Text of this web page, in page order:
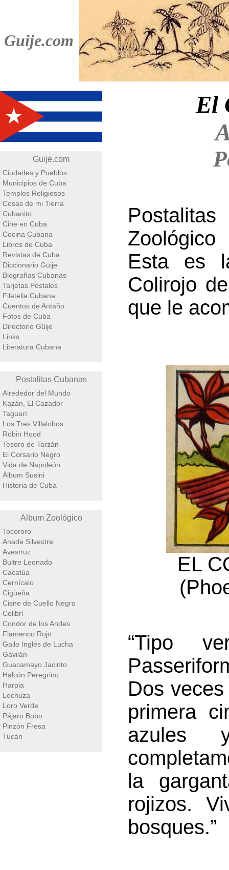
Guije.com
Guije.com
Ciudades y Pueblos
Municipios de Cuba
Templos Religiosos
Cosas de mi Tierra
Cubanito
Cine en Cuba
Cocina Cubana
Libros de Cuba
Revistas de Cuba
Diccionario Güije
Biografías Cubanas
Tarjetas Postales
Filatelia Cubana
Cuentos de Antaño
Fotos de Cuba
Directorio Güije
Links
Literatura Cubana
Postalitas Cubanas
Alrededor del Mundo
Kazán, El Cazador
Taguarí
Los Tres Villalobos
Robin Hood
Tesoro de Tarzán
El Corsario Negro
Vida de Napoleón
Álbum Susini
Historia de Cuba
Album Zoológico
Tocororo
Anade Silvestre
Avestruz
Buitre Leonado
Cacatúa
Cernícalo
Cigüeña
Cisne de Cuello Negro
Colibrí
Condor de los Andes
Flamenco Rojo
Gallo Inglés de Lucha
Gavilán
Guacamayo Jacinto
Halcón Peregrino
Harpia
Lechuza
Loro Verde
Pájaro Bobo
Pinzón Fresa
Tucán
El
Esta es
Colirojo
que le
EL
“Tipo
Dos
primera
azules
la
rojizos.
bosques.”